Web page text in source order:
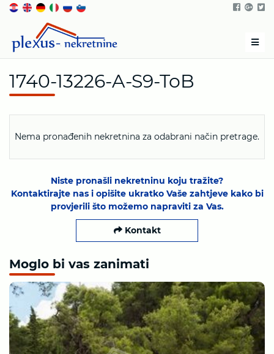
Menu
1740-13226-A-S9-ToB
Nema pronađenih nekretnina za odabrani način pretrage.
Niste pronašli nekretninu koju tražite?
Kontaktirajte nas i opišite ukratko Vaše zahtjeve kako bi
provjerili što možemo napraviti za Vas.
Kontakt
Moglo bi vas zanimati